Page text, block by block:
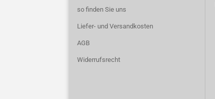
so finden Sie uns
Liefer- und Versandkosten
AGB
Widerrufsrecht